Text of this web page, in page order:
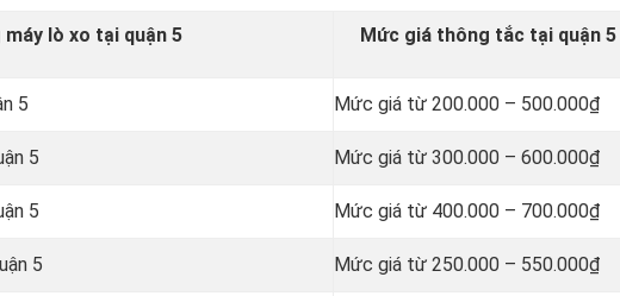
lò xo tại quận 5 Mức giá thông tắc tại quận 5
5 Mức giá từ 200.000 – 500.000₫
5 Mức giá từ 300.000 – 600.000₫
5 Mức giá từ 400.000 – 700.000₫
5 Mức giá từ 250.000 – 550.000₫